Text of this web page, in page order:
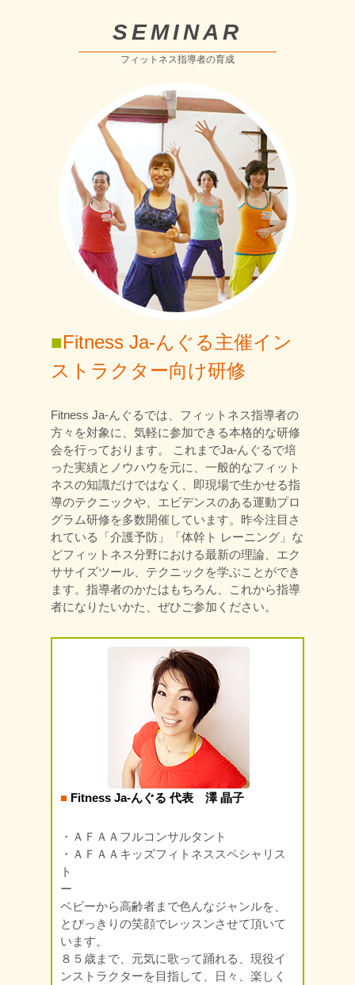
SEMINAR
フィットネス指導者の育成
■Fitness Ja-んぐる主催イン
ストラクター向け研修
Fitness Ja-んぐるでは、フィットネス指導者の
方々を対象に、気軽に参加できる本格的な研修
会を行っております。 これまでJa-んぐるで培
った実績とノウハウを元に、一般的なフィット
ネスの知識だけではなく、即現場で生かせる指
導のテクニックや、エビデンスのある運動プロ
グラム研修を多数開催しています。昨今注目さ
れている「介護予防」「体幹ト レーニング」な
どフィットネス分野における最新の理論、エク
ササイズツール、テクニックを学ぶことができ
ます。指導者のかたはもちろん、これから指導
者になりたいかた、ぜひご参加ください。
■ Fitness Ja-んぐる 代表 澤 晶子
・ＡＦＡＡフルコンサルタント
・ＡＦＡＡキッズフィトネススペシャリス
ト
ー
ベビーから高齢者まで色んなジャンルを、
とびっきりの笑顔でレッスンさせて頂いて
います。
８５歳まで、元気に歌って踊れる、現役イ
ンストラクターを目指して、日々、楽しく